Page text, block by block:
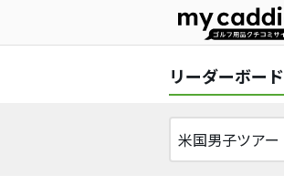
リーダーボード